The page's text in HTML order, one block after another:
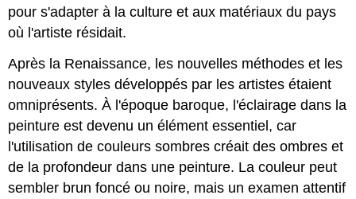
pour s'adapter à la culture et aux matériaux du pays
où l'artiste résidait.
Après la Renaissance, les nouvelles méthodes et les
nouveaux styles développés par les artistes étaient
omniprésents. À l'époque baroque, l'éclairage dans la
peinture est devenu un élément essentiel, car
l'utilisation de couleurs sombres créait des ombres et
de la profondeur dans une peinture. La couleur peut
sembler brun foncé ou noire, mais un examen attentif